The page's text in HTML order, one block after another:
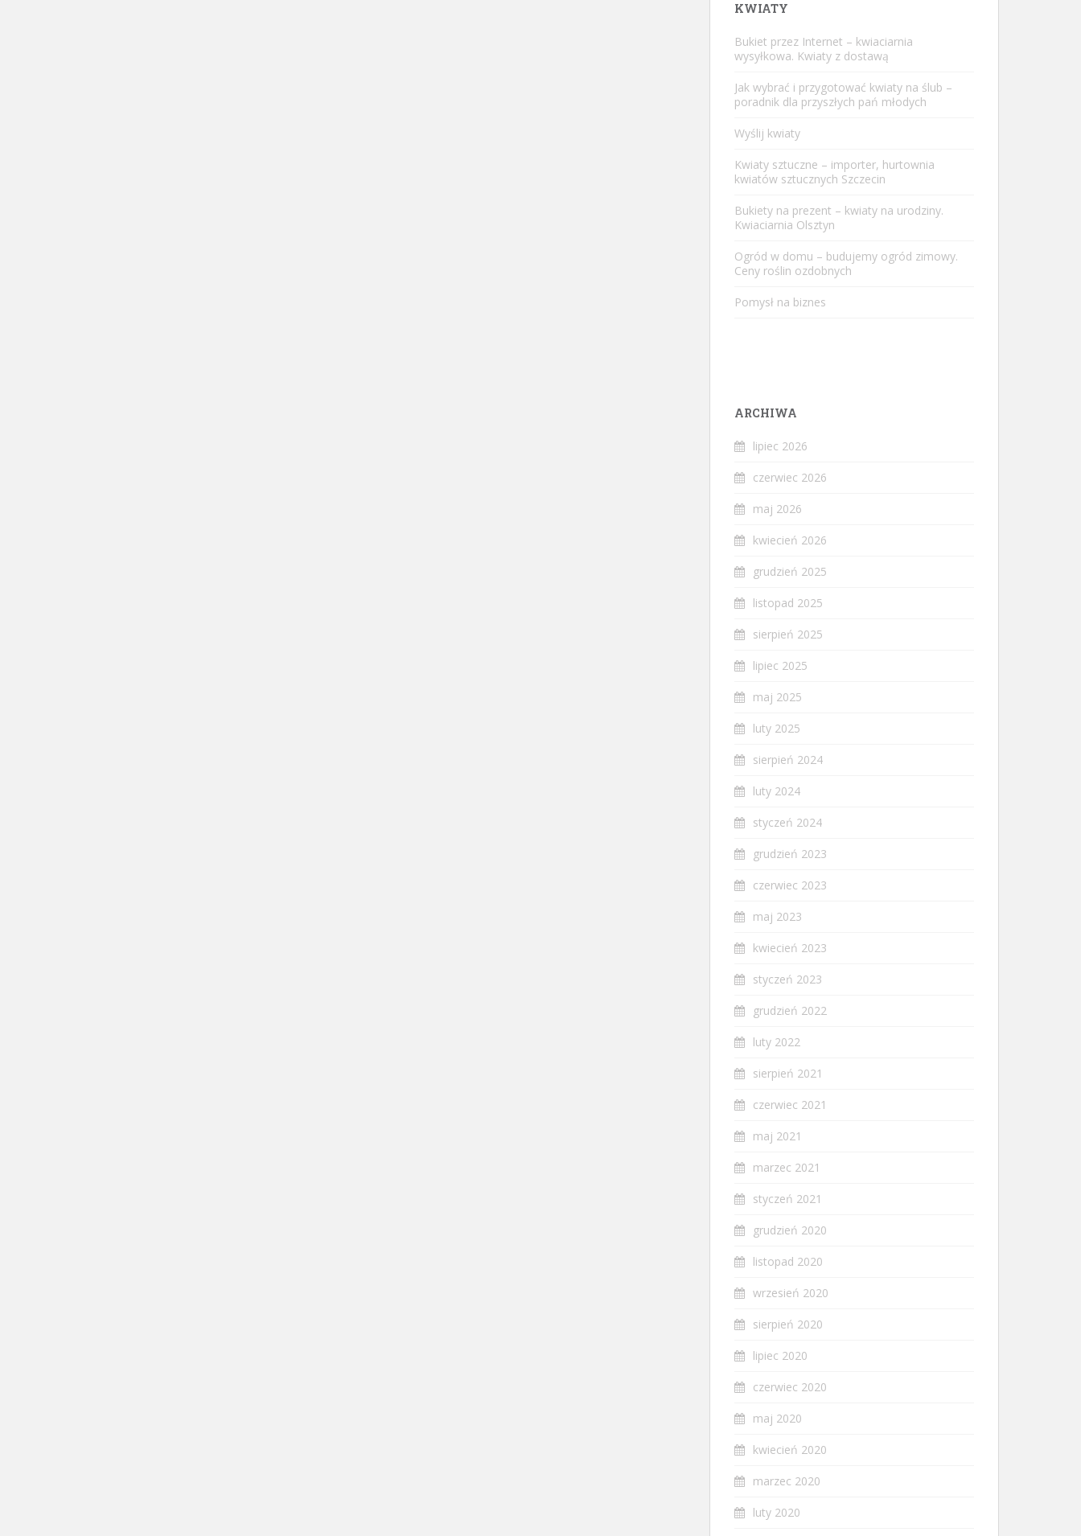
KWIATY
Bukiet przez Internet – kwiaciarnia
wysyłkowa. Kwiaty z dostawą
Jak wybrać i przygotować kwiaty na ślub –
poradnik dla przyszłych pań młodych
Wyślij kwiaty
Kwiaty sztuczne – importer, hurtownia
kwiatów sztucznych Szczecin
Bukiety na prezent – kwiaty na urodziny.
Kwiaciarnia Olsztyn
Ogród w domu – budujemy ogród zimowy.
Ceny roślin ozdobnych
Pomysł na biznes
ARCHIWA
lipiec 2026
czerwiec 2026
maj 2026
kwiecień 2026
grudzień 2025
listopad 2025
sierpień 2025
lipiec 2025
maj 2025
luty 2025
sierpień 2024
luty 2024
styczeń 2024
grudzień 2023
czerwiec 2023
maj 2023
kwiecień 2023
styczeń 2023
grudzień 2022
luty 2022
sierpień 2021
czerwiec 2021
maj 2021
marzec 2021
styczeń 2021
grudzień 2020
listopad 2020
wrzesień 2020
sierpień 2020
lipiec 2020
czerwiec 2020
maj 2020
kwiecień 2020
marzec 2020
luty 2020